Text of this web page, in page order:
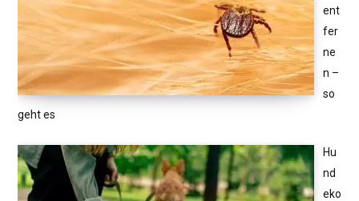
ent
fer
ne
n –
so
geht es
Hu
nd
eko